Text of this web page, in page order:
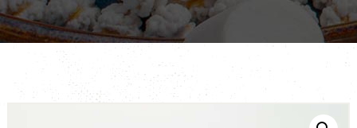
УМОВИ ПОВЕРНЕННЯ ТА ГАРАНТІЯ